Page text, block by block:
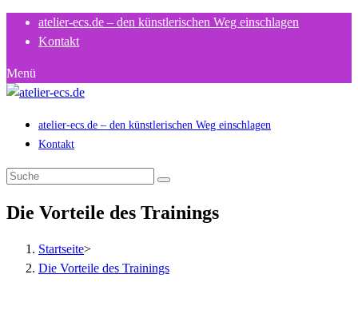
Zum
Inhalt
atelier-ecs.de – den künstlerischen Weg einschlagen
Kontakt
Menü
atelier-ecs.de – den künstlerischen Weg einschlagen
Kontakt
Die Vorteile des Trainings
Startseite>
Die Vorteile des Trainings